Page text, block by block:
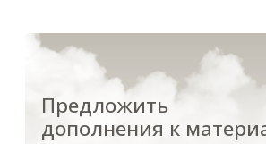
Saint Petersburg State University © 2026
Санкт-Петербургский государственный университет
2026